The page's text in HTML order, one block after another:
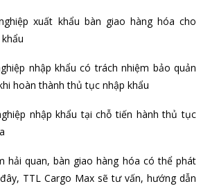
xuất khẩu bàn giao hàng hóa cho
nhập khẩu có trách nhiệm bảo quản
hoàn thành thủ tục nhập khẩu
nhập khẩu tại chỗ tiến hành thủ tục
hải quan, bàn giao hàng hóa có thể phát
TTL Cargo Max sẽ tư vấn, hướng dẫn